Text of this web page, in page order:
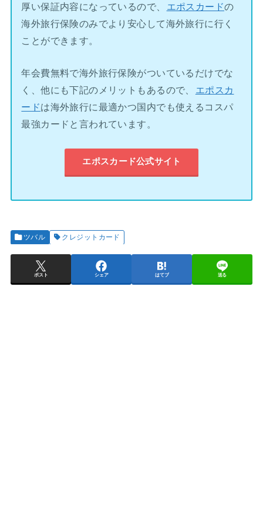
厚い保証内容になっているので、
エポスカードの
海外旅行保険のみでより安心して海外旅行に行く
ことができます。
年会費無料で海外旅行保険がついているだけでな
く、他にも下記のメリットもあるので、
エポスカ
ードは海外旅行に最適かつ国内でも使えるコスパ
最強カードと言われています。
エポスカード公式サイト
ツバル クレジットカード
ポスト シェア はてブ 送る